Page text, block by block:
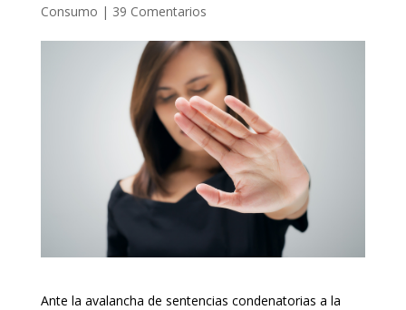
Consumo | 39 Comentarios
Ante la avalancha de sentencias condenatorias a la